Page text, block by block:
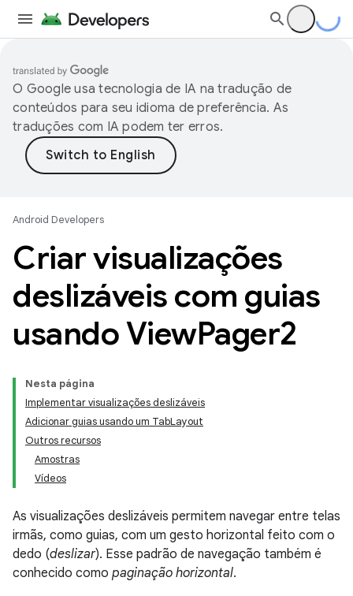
O Google usa tecnologia de IA na tradução de
conteúdos para seu idioma de preferência. As
traduções com IA podem ter erros.
Android Developers
Criar visualizações
deslizáveis com guias
usando ViewPager2
Nesta página
Implementar visualizações deslizáveis
Adicionar guias usando um TabLayout
Outros recursos
Amostras
Vídeos
As visualizações deslizáveis permitem navegar entre telas
irmãs, como guias, com um gesto horizontal feito com o
dedo (deslizar). Esse padrão de navegação também é
conhecido como paginação horizontal.